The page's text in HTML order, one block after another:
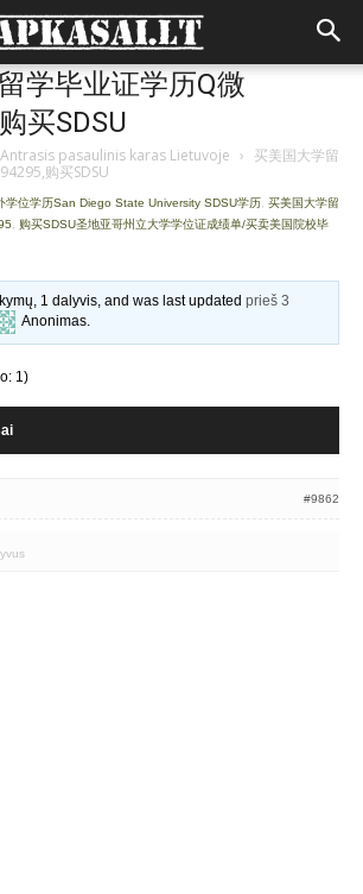
学毕业证学历Q微
买SDSU
Antrasis pasaulinis karas Lietuvoje › 买美国大学留
购买SDSU
学位学历San Diego State University SDSU学历 买美国大学留
购买SDSU圣地亚哥州立大学学位证成绩单/买卖美国院校毕
1 dalyvis, and was last updatedprieš 3
Anonimas.
1)
#9862